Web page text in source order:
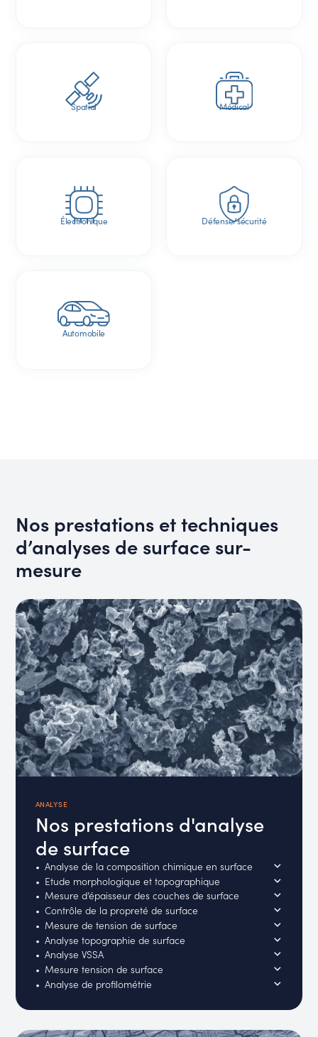
Spatial Médical
Électronique Défense/sécurité
Automobile
Nos prestations et techniques
d’analyses de surface sur-
mesure
ANALYSE
Nos prestations d'analyse
de surface
Analyse de la composition chimique en surface
Etude morphologique et topographique
Mesure d’épaisseur des couches de surface
Contrôle de la propreté de surface
Mesure de tension de surface
Analyse topographie de surface
Analyse VSSA
Mesure tension de surface
Analyse de profilométrie